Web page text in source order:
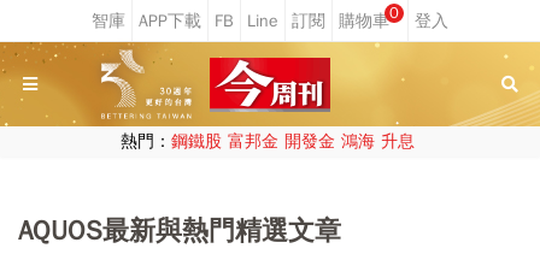
0
熱門： 鋼鐵股 富邦金 開發金 鴻海 升息
AQUOS最新與熱門精選文章